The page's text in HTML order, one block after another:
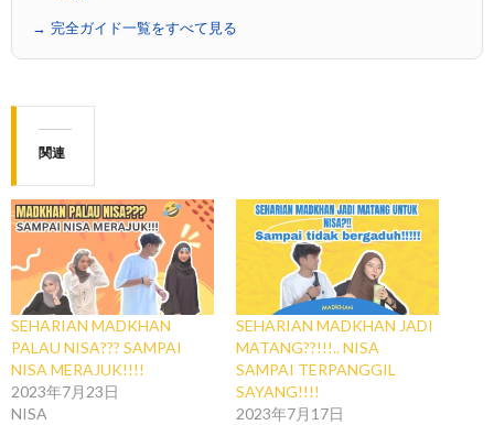
→ 完全ガイド一覧をすべて見る
関連
SEHARIAN MADKHAN
PALAU NISA??? SAMPAI
NISA MERAJUK!!!!
2023年7月23日
NISA
SEHARIAN MADKHAN JADI
MATANG??!!!.. NISA
SAMPAI TERPANGGIL
SAYANG!!!!
2023年7月17日